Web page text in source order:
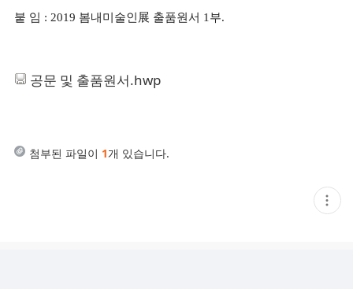
붙 임 : 2019 봄내미술인展 출품원서 1 부.
공문 및 출품원서.hwp
첨부된 파일이 1개 있습니다.
현
재